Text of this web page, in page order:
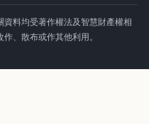
料均受著作權法及智慧財產權相
、散布或作其他利用。